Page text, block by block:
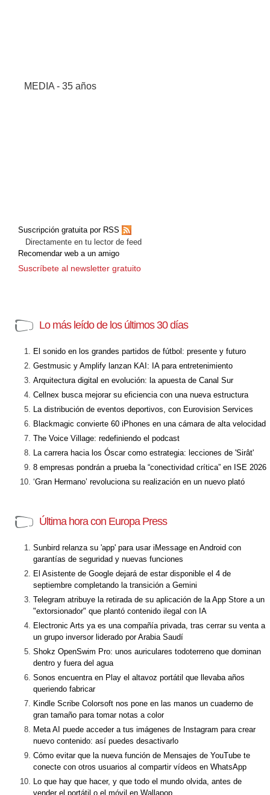
MEDIA - 35 años
Suscripción gratuita por RSS
Directamente en tu lector de feed
Recomendar web a un amigo
Suscríbete al newsletter gratuito
Lo más leído de los últimos 30 días
El sonido en los grandes partidos de fútbol: presente y futuro
Gestmusic y Amplify lanzan KAI: IA para entretenimiento
Arquitectura digital en evolución: la apuesta de Canal Sur
Cellnex busca mejorar su eficiencia con una nueva estructura
La distribución de eventos deportivos, con Eurovision Services
Blackmagic convierte 60 iPhones en una cámara de alta velocidad
The Voice Village: redefiniendo el podcast
La carrera hacia los Óscar como estrategia: lecciones de 'Sirât'
8 empresas pondrán a prueba la “conectividad crítica” en ISE 2026
‘Gran Hermano’ revoluciona su realización en un nuevo plató
Última hora con Europa Press
Sunbird relanza su 'app' para usar iMessage en Android con
garantías de seguridad y nuevas funciones
El Asistente de Google dejará de estar disponible el 4 de
septiembre completando la transición a Gemini
Telegram atribuye la retirada de su aplicación de la App Store a un
"extorsionador" que plantó contenido ilegal con IA
Electronic Arts ya es una compañía privada, tras cerrar su venta a
un grupo inversor liderado por Arabia Saudí
Shokz OpenSwim Pro: unos auriculares todoterreno que dominan
dentro y fuera del agua
Sonos encuentra en Play el altavoz portátil que llevaba años
queriendo fabricar
Kindle Scribe Colorsoft nos pone en las manos un cuaderno de
gran tamaño para tomar notas a color
Meta AI puede acceder a tus imágenes de Instagram para crear
nuevo contenido: así puedes desactivarlo
Cómo evitar que la nueva función de Mensajes de YouTube te
conecte con otros usuarios al compartir vídeos en WhatsApp
Lo que hay que hacer, y que todo el mundo olvida, antes de
vender el portátil o el móvil en Wallapop